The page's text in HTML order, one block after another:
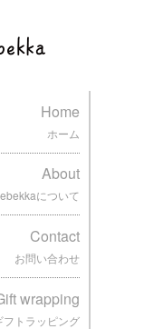
Home
ホーム
About
について
Contact
お問い合わせ
wrapping
フトラッピング